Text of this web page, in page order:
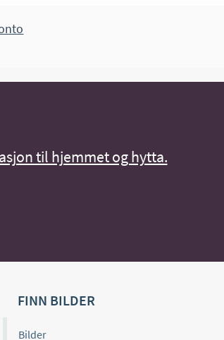
til hjemmet og hytta.
FINN BILDER
Bilder